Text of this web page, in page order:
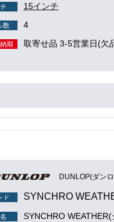
15インチ
数 4
期 取寄せ品 3-5営業日(欠
DUNLOP(ダン
ド SYNCHRO
SYNCHRO